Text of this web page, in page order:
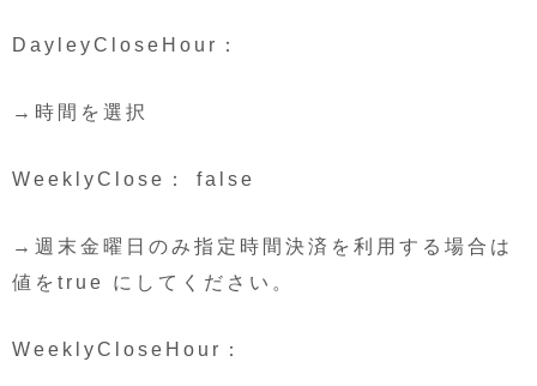
DayleyCloseHour：
→時間を選択
WeeklyClose： false
→週末金曜日のみ指定時間決済を利用する場合は
値をtrue にしてください。
WeeklyCloseHour：